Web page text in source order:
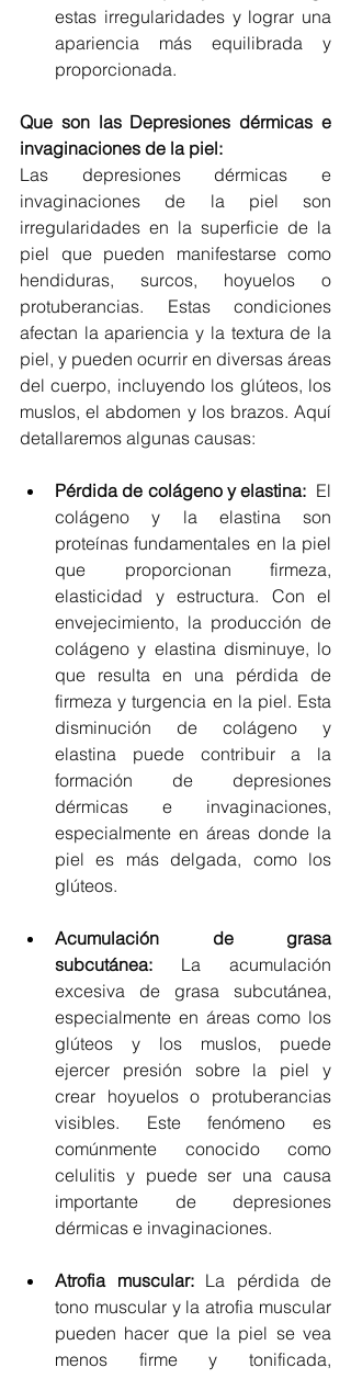
estas irregularidades y lograr una
apariencia más equilibrada y
proporcionada.
Que son las Depresiones dérmicas e
invaginaciones de la piel:
Las depresiones dérmicas e
invaginaciones de la piel son
irregularidades en la superficie de la
piel que pueden manifestarse como
hendiduras, surcos, hoyuelos o
protuberancias. Estas condiciones
afectan la apariencia y la textura de la
piel, y pueden ocurrir en diversas áreas
del cuerpo, incluyendo los glúteos, los
muslos, el abdomen y los brazos. Aquí
detallaremos algunas causas:
Pérdida de colágeno y elastina: El
colágeno y la elastina son
proteínas fundamentales en la piel
que proporcionan firmeza,
elasticidad y estructura. Con el
envejecimiento, la producción de
colágeno y elastina disminuye, lo
que resulta en una pérdida de
firmeza y turgencia en la piel. Esta
disminución de colágeno y
elastina puede contribuir a la
formación de depresiones
dérmicas e invaginaciones,
especialmente en áreas donde la
piel es más delgada, como los
glúteos.
Acumulación de grasa
subcutánea: La acumulación
excesiva de grasa subcutánea,
especialmente en áreas como los
glúteos y los muslos, puede
ejercer presión sobre la piel y
crear hoyuelos o protuberancias
visibles. Este fenómeno es
comúnmente conocido como
celulitis y puede ser una causa
importante de depresiones
dérmicas e invaginaciones.
Atrofia muscular: La pérdida de
tono muscular y la atrofia muscular
pueden hacer que la piel se vea
menos firme y tonificada,